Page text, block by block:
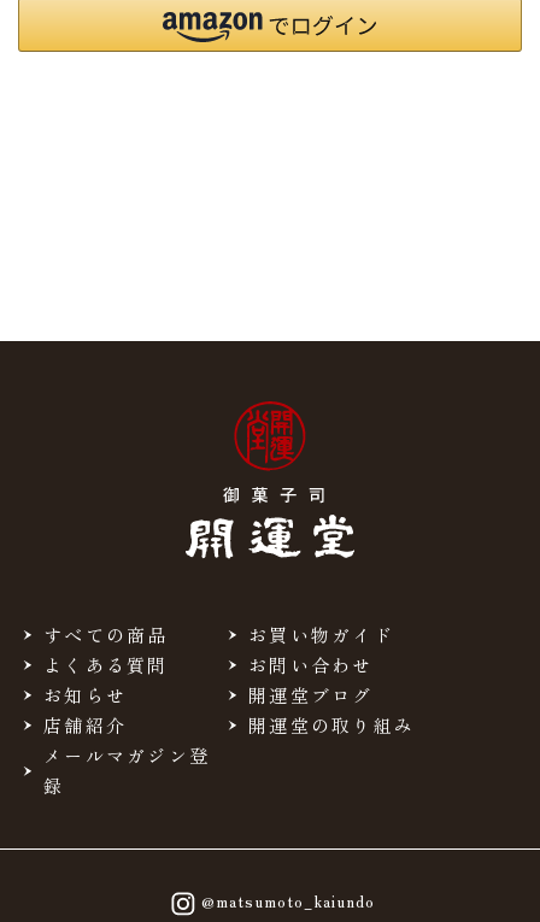
すべての商品
お買い物ガイド
よくある質問
お問い合わせ
お知らせ
開運堂ブログ
店舗紹介
開運堂の取り組み
メールマガジン登
録
@matsumoto_kaiundo